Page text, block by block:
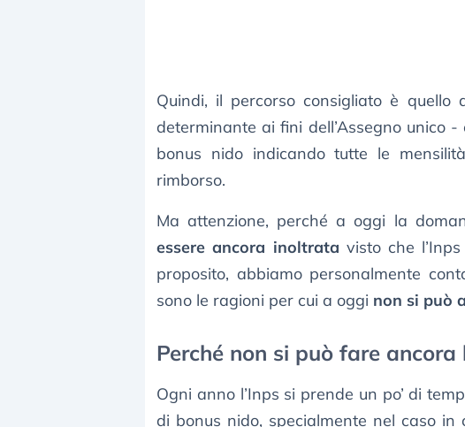
Quindi, il percorso consigliato è quello
determinante ai fini dell’Assegno unico
bonus nido indicando tutte le
rimborso.
Ma attenzione, perché a oggi la
essere ancora inoltrata visto che
proposito, abbiamo personalmente
sono le ragioni per cui a oggi non si può
Perché non si può fare
Ogni anno l’Inps si prende un po’ di
di bonus nido, specialmente nel caso